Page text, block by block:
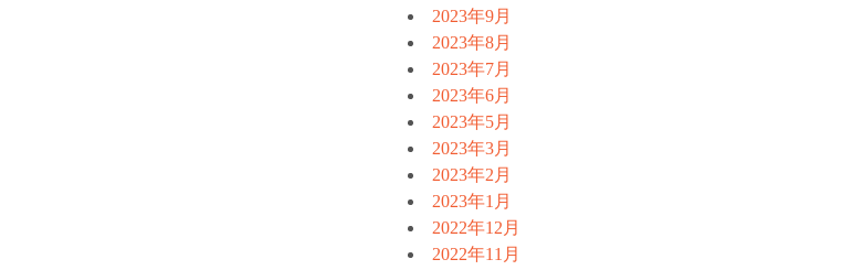
2023年9月
2023年8月
2023年7月
2023年6月
2023年5月
2023年3月
2023年2月
2023年1月
2022年12月
2022年11月